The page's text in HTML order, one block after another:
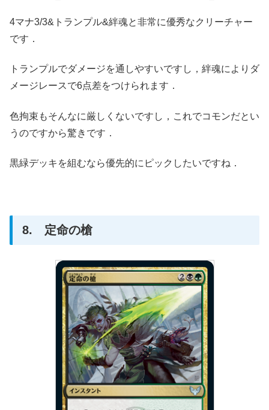
4マナ3/3&トランプル&絆魂と非常に優秀なクリーチャー
です．
トランプルでダメージを通しやすいですし，絆魂によりダ
メージレースで6点差をつけられます．
色拘束もそんなに厳しくないですし，これでコモンだとい
うのですから驚きです．
黒緑デッキを組むなら優先的にピックしたいですね．
8. 定命の槍